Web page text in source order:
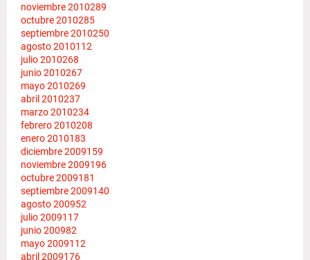
noviembre 2010289
octubre 2010285
septiembre 2010250
agosto 2010112
julio 2010268
junio 2010267
mayo 2010269
abril 2010237
marzo 2010234
febrero 2010208
enero 2010183
diciembre 2009159
noviembre 2009196
octubre 2009181
septiembre 2009140
agosto 200952
julio 2009117
junio 200982
mayo 2009112
abril 2009176